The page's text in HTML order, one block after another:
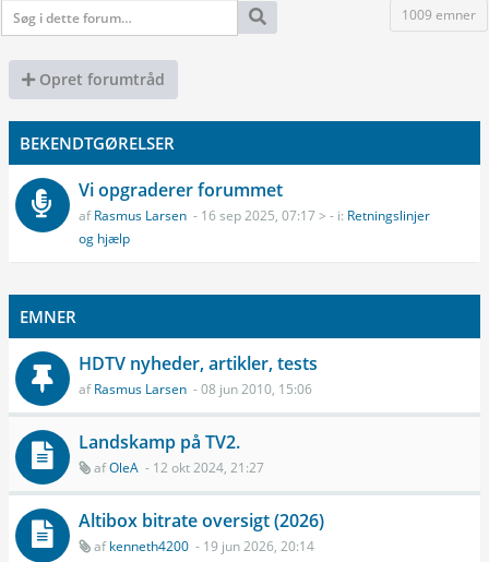
1009 emner
Opret forumtråd
BEKENDTGØRELSER
Vi opgraderer forummet
afRasmus Larsen - 16 sep 2025, 07:17 > - i: Retningslinjer
og hjælp
EMNER
HDTV nyheder, artikler, tests
afRasmus Larsen - 08 jun 2010, 15:06
Landskamp på TV2.
afOleA - 12 okt 2024, 21:27
Altibox bitrate oversigt (2026)
afkenneth4200 - 19 jun 2026, 20:14